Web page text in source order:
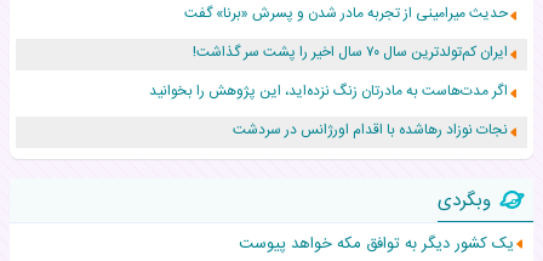
حدیث میرامینی از تجربه مادر شدن و پسرش «برنا» گفت
ایران کم‌تولدترین سال ۷۰ سال اخیر را پشت سر گذاشت!
اگر مدت‌هاست به مادرتان زنگ نزده‌اید، این پژوهش را بخوانید
نجات نوزاد رهاشده با اقدام اورژانس در سردشت
زن ۲۴ ساله پس از درمان سرطان رحم، مادر شد
افزایش قد این دختر، چند میلیون دلار برای پدرش خرج داشته
وبگردی
یک کشور دیگر به توافق مکه خواهد پیوست